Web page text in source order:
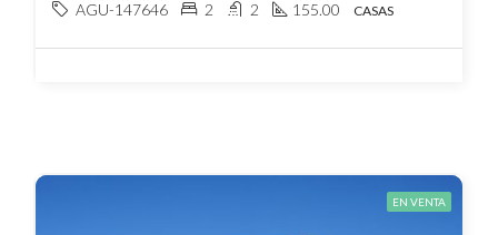
AGU-147646 2 2 155.00 CASAS
EN VENTA